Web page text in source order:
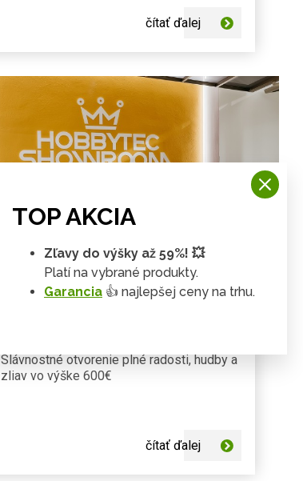
nad tým, čo by sa hodilo práve k vášmu
čítať ďalej
MAGAZÍN
Slávnostné otvorenie plné radosti, hudby a
zliav vo výške 600€
čítať ďalej
TOP AKCIA
Zľavy do výšky až 59%! 💥
Platí na vybrané produkty.
Garancia 👍 najlepšej ceny na trhu.